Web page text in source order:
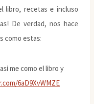
libro, recetas e incluso
De verdad, nos hace
como estas:
me como el libro y
6aD9XvWMZE